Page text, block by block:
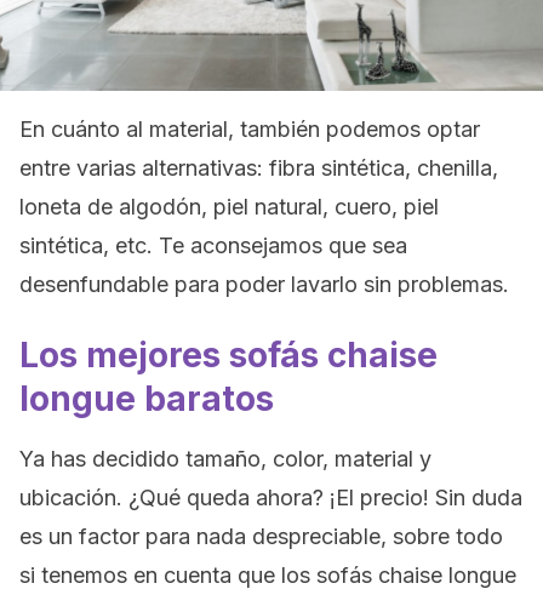
En cuánto al material, también podemos optar
entre varias alternativas: fibra sintética, chenilla,
loneta de algodón, piel natural, cuero, piel
sintética, etc. Te aconsejamos que sea
desenfundable para poder lavarlo sin problemas.
Los mejores sofás chaise
longue baratos
Ya has decidido tamaño, color, material y
ubicación. ¿Qué queda ahora? ¡El precio! Sin duda
es un factor para nada despreciable, sobre todo
si tenemos en cuenta que los sofás chaise longue